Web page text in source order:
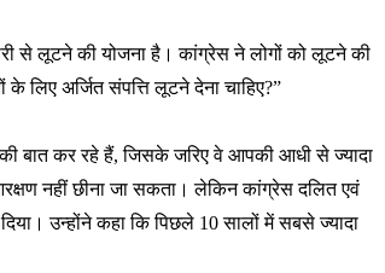
से लूटने की योजना है। कांग्रेस ने लोगों को लूटने की
लिए अर्जित संपत्ति लूटने देना चाहिए?”
बात कर रहे हैं, जिसके जरिए वे आपकी आधी से ज्यादा
नहीं छीना जा सकता। लेकिन कांग्रेस दलित एवं
उन्होंने कहा कि पिछले 10 सालों में सबसे ज्यादा